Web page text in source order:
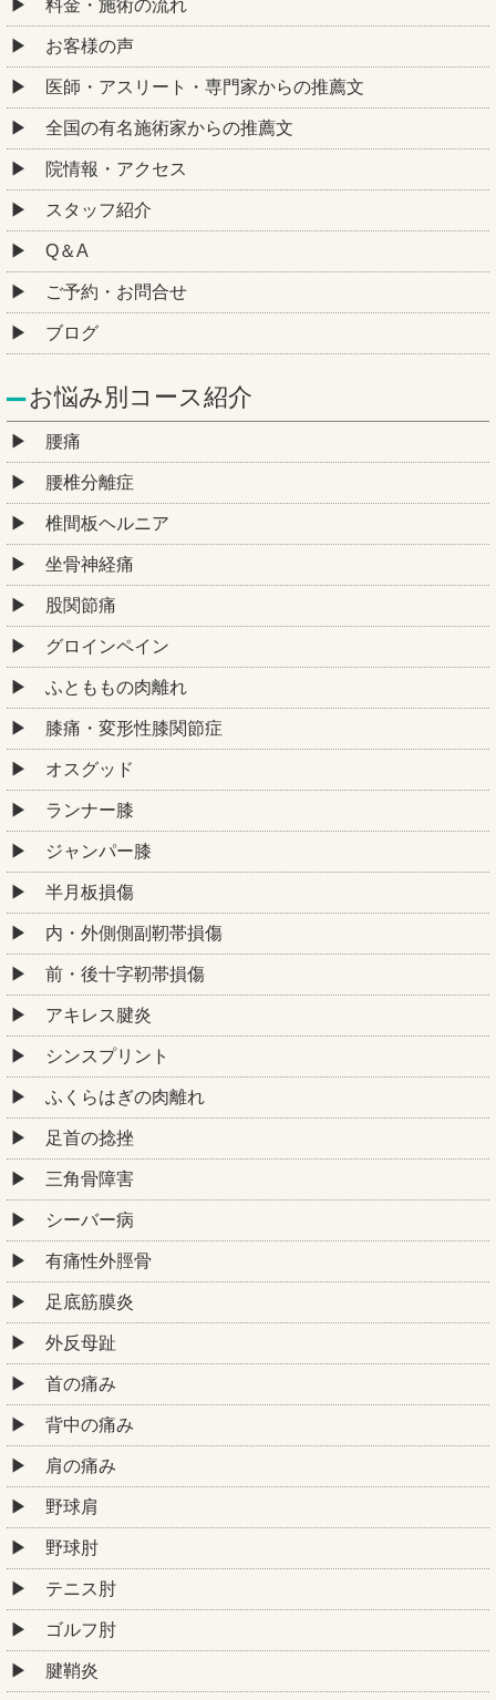
料金・施術の流れ
お客様の声
医師・アスリート・専門家からの推薦文
全国の有名施術家からの推薦文
院情報・アクセス
スタッフ紹介
Q＆A
ご予約・お問合せ
ブログ
お悩み別コース紹介
腰痛
腰椎分離症
椎間板ヘルニア
坐骨神経痛
股関節痛
グロインペイン
ふとももの肉離れ
膝痛・変形性膝関節症
オスグッド
ランナー膝
ジャンパー膝
半月板損傷
内・外側側副靭帯損傷
前・後十字靭帯損傷
アキレス腱炎
シンスプリント
ふくらはぎの肉離れ
足首の捻挫
三角骨障害
シーバー病
有痛性外脛骨
足底筋膜炎
外反母趾
首の痛み
背中の痛み
肩の痛み
野球肩
野球肘
テニス肘
ゴルフ肘
腱鞘炎